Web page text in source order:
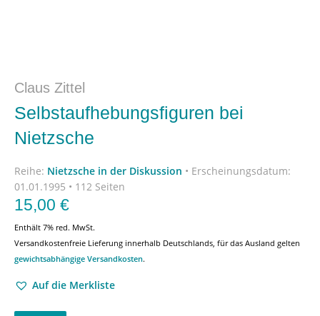
Claus Zittel
Selbstaufhebungsfiguren bei
Nietzsche
Reihe: Nietzsche in der Diskussion • Erscheinungsdatum:
01.01.1995 • 112 Seiten
15,00 €
Enthält 7% red. MwSt.
Versandkostenfreie Lieferung innerhalb Deutschlands, für das Ausland gelten
gewichtsabhängige Versandkosten.
Auf die Merkliste